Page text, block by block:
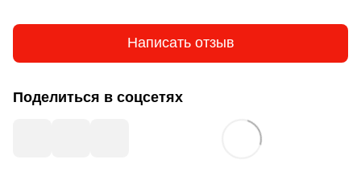
Написать отзыв
Поделиться в соцсетях